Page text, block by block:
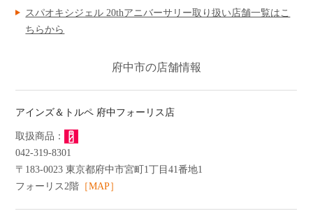
初めての方へ
よくあるご質問
ショッピングガイド
スパオキシジェル 20thアニバーサリー取り扱い店舗一覧はこ
ちらから
府中市の店舗情報
アインズ＆トルペ 府中フォーリス店
042-319-8301
〒183-0023 東京都府中市宮町1丁目41番地1
フォーリス2階 ［MAP］